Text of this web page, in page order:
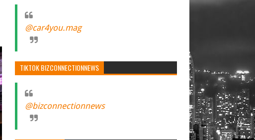
@car4you.mag
TIKTOK BIZCONNECTIONNEWS
@bizconnectionnews